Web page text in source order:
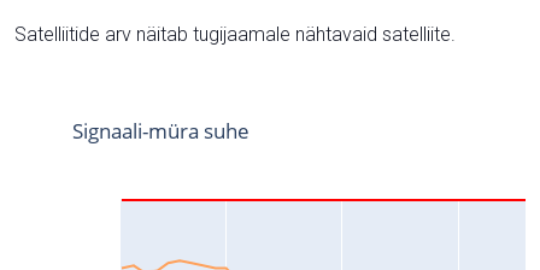
Satelliitide arv näitab tugijaamale nähtavaid satelliite.